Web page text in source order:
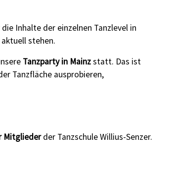
Inhalte der einzelnen Tanzlevel in
stehen.
Tanzparty in Mainzstatt. Das ist
Tanzfläche ausprobieren,
Mitgliederder Tanzschule Willius-Senzer.